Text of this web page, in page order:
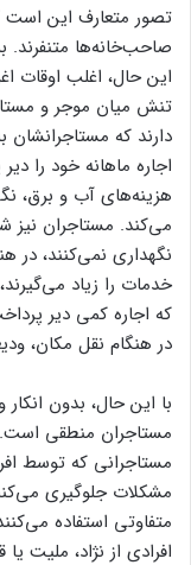
تصور متعارف این است
صاحب‌خانه‌‌‌‌ها
این حال، اغلب اوقات
تنش میان موجر و
دارند که
اجاره ماهانه خود را
هزینه‌‌‌‌های آب و برق،
می‌کند. مستاجران نیز
نگهداری نمی‌‌‌‌کنند، در
خدمات را زیاد
که اجاره کمی دیر
در هنگام نقل مکان،
با این حال، بدون
مستاجران منطقی است.
مستاجرانی که توسط
مشکلات جلوگیری
متفاوتی استفاده
افرادی از نژاد، ملیت